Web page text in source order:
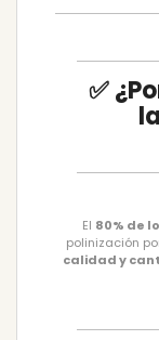
✅
El 80% de
polinización
calidad y